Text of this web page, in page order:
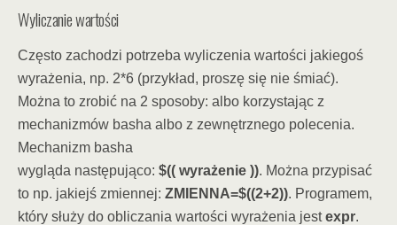
Wyliczanie wartości
Często zachodzi potrzeba wyliczenia wartości jakiegoś
wyrażenia, np. 2*6 (przykład, proszę się nie śmiać).
Można to zrobić na 2 sposoby: albo korzystając z
mechanizmów basha albo z zewnętrznego polecenia.
Mechanizm basha
wygląda następująco: $(( wyrażenie )). Można przypisać
to np. jakiejś zmiennej: ZMIENNA=$((2+2)). Programem,
który służy do obliczania wartości wyrażenia jestexpr.